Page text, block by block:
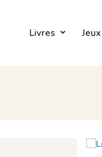
Livres